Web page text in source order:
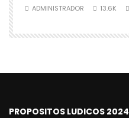
ADMINISTRADOR 13.6K
PROPOSITOS LUDICOS 2024